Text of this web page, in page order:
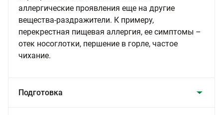
аллергические проявления еще на другие
вещества-раздражители. К примеру,
перекрестная пищевая аллергия, ее симптомы –
отек носоглотки, першение в горле, частое
чихание.
Подготовка